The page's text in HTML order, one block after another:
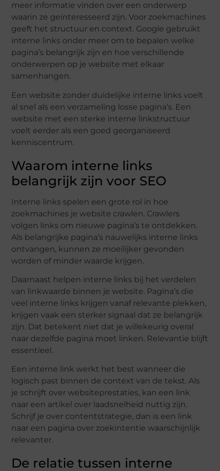
meer informatie vinden over een onderwerp
waarin ze geïnteresseerd zijn. Voor zoekmachines
geeft het structuur en context. Google gebruikt
interne links onder meer om te bepalen welke
pagina’s belangrijk zijn en hoe verschillende
onderwerpen op je website met elkaar
samenhangen.
Een website zonder duidelijke interne links voelt
al snel als een verzameling losse pagina’s. Een
website met een sterke interne linkstructuur
voelt eerder als een goed georganiseerd
kenniscentrum.
Waarom interne links
belangrijk zijn voor SEO
Interne links spelen een grote rol in hoe
zoekmachines je website crawlen. Crawlers
volgen links om nieuwe pagina’s te ontdekken.
Als belangrijke pagina’s nauwelijks interne links
ontvangen, kunnen ze moeilijker gevonden
worden of minder waarde krijgen.
Daarnaast helpen interne links bij het verdelen
van linkwaarde binnen je website. Pagina’s die
veel interne links krijgen vanaf relevante plekken,
krijgen vaak een sterker signaal dat ze belangrijk
zijn. Dat betekent niet dat je willekeurig overal
naar dezelfde pagina moet linken. Relevantie blijft
essentieel.
Een interne link werkt het best wanneer die
logisch past binnen de context van de tekst. Als
je schrijft over websiteprestaties, kan een link
naar een artikel over laadsnelheid nuttig zijn.
Schrijf je over contentstrategie, dan is een link
naar een pagina over zoekintentie waarschijnlijk
relevanter.
De relatie tussen interne